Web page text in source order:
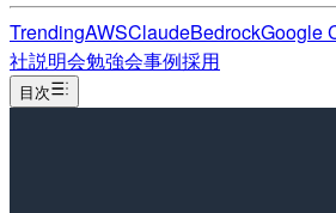
TrendingAWSClaudeBedrockGoogle
社説明会勉強会事例採用
目次